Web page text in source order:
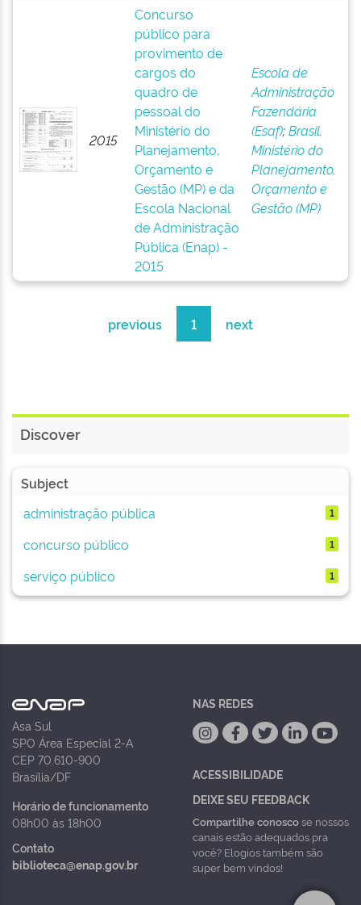
2015
Concurso
público para
provimento de
cargos do
quadro de
pessoal do
Ministério do
Planejamento,
Orçamento e
Gestão (MP) e da
Escola Nacional
de Administração
Pública (Enap) -
2015
Escola de
Administração
Fazendária
(Esaf);Brasil.
Ministério do
Planejamento,
Orçamento e
Gestão (MP)
previous 1 next
Discover
Subject
administração pública
1
concurso público 1
serviço público 1
Asa Sul
SPO Área Especial 2-A
CEP 70.610-900
Brasília/DF
Horário de funcionamento
08h00 às 18h00
Contato
biblioteca@enap.gov.br
NAS REDES
ACESSIBILIDADE
DEIXE SEU FEEDBACK
Compartilhe conoscose nossos
canais estão adequados pra
você? Elogios também são
super bem vindos!